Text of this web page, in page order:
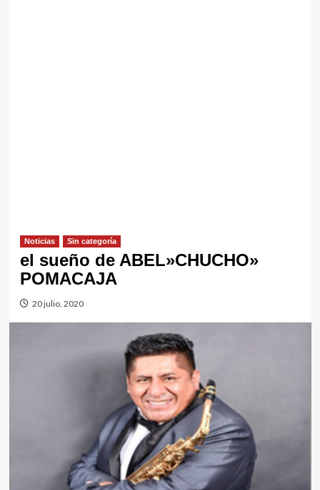
Noticias Sin categorí­a
el sueño de ABEL»CHUCHO»
POMACAJA
20 julio, 2020